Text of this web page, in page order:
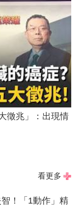
徵兆」：出現情
看更多
！「1動作」精